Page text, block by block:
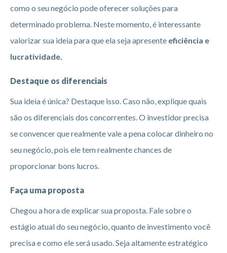
como o seu negócio pode oferecer soluções para
determinado problema. Neste momento, é interessante
valorizar sua ideia para que ela seja apresente eficiência e
lucratividade.
Destaque os diferenciais
Sua ideia é única? Destaque isso. Caso não, explique quais
são os diferenciais dos concorrentes. O investidor precisa
se convencer que realmente vale a pena colocar dinheiro no
seu negócio, pois ele tem realmente chances de
proporcionar bons lucros.
Faça uma proposta
Chegou a hora de explicar sua proposta. Fale sobre o
estágio atual do seu negócio, quanto de investimento você
precisa e como ele será usado. Seja altamente estratégico